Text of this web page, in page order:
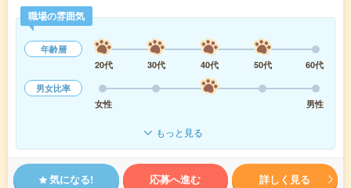
職場の雰囲気
年齢層
20代
30代 40代 50代
60代
男女比率
女性
男性
もっと見る
気になる! 応募へ進む 詳しく見る